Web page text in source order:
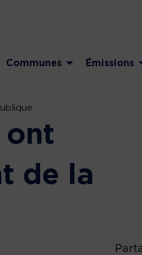
Communes Émissions
ont
de la